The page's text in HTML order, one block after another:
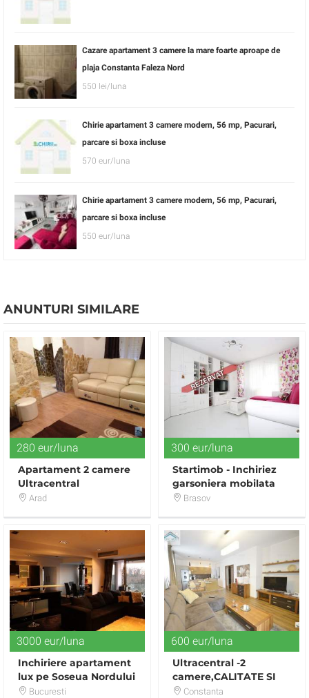
Cazare apartament 3 camere la mare foarte aproape de
plaja Constanta Faleza Nord
550 lei/luna
Chirie apartament 3 camere modern, 56 mp, Pacurari,
parcare si boxa incluse
570 eur/luna
Chirie apartament 3 camere modern, 56 mp, Pacurari,
parcare si boxa incluse
550 eur/luna
ANUNTURI SIMILARE
280 eur/luna
Apartament 2 camere
Ultracentral
Arad
300 eur/luna
Startimob - Inchiriez
garsoniera mobilata
zona Pietii Astra
Brasov
3000 eur/luna
Inchiriere apartament
lux pe Soseua Nordului
Bucuresti
600 eur/luna
Ultracentral -2
camere,CALITATE SI
CONFORT,bloc nou -
Constanta